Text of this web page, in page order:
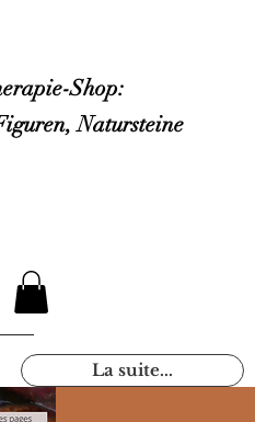
Shop:
Natursteine
La suite...